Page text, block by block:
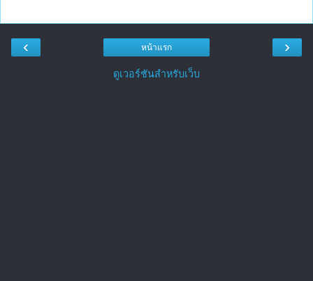
‹ ›
หน้าแรก
ดูเวอร์ชันสำหรับเว็บ